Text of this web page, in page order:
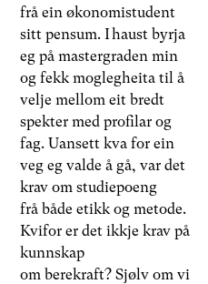
frå ein økonomistudent
sitt pensum. I haust byrja
eg på mastergraden min
og fekk moglegheita til å
velje mellom eit bredt
spekter med profilar og
fag. Uansett kva for ein
veg eg valde å gå, var det
krav om studiepoeng
frå både etikk og metode.
Kvifor er det ikkje krav på
kunnskap
om berekraft? Sjølv om vi